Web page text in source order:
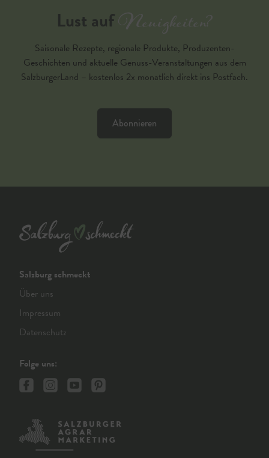
Lust aufNeuigkeiten?
Saisonale Rezepte, regionale Produkte, Produzenten-
Geschichten und aktuelle Genuss-Veranstaltungen aus dem
SalzburgerLand – kostenlos 2x monatlich direkt ins Postfach.
Abonnieren
Salzburg schmeckt
Über uns
Impressum
Datenschutz
Folge uns: